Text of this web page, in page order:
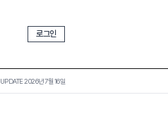
로그인
UPDATE 2026년 7월 16일